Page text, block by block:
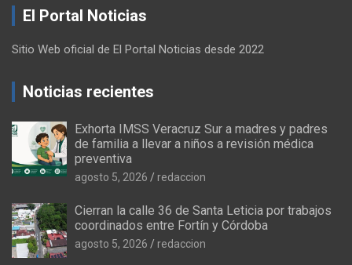
El Portal Noticias
Sitio Web oficial de El Portal Noticias desde 2022
Noticias recientes
Exhorta IMSS Veracruz Sur a madres y padres
de familia a llevar a niños a revisión médica
preventiva
agosto 5, 2026 redaccion
Cierran la calle 36 de Santa Leticia por trabajos
coordinados entre Fortín y Córdoba
agosto 5, 2026 redaccion